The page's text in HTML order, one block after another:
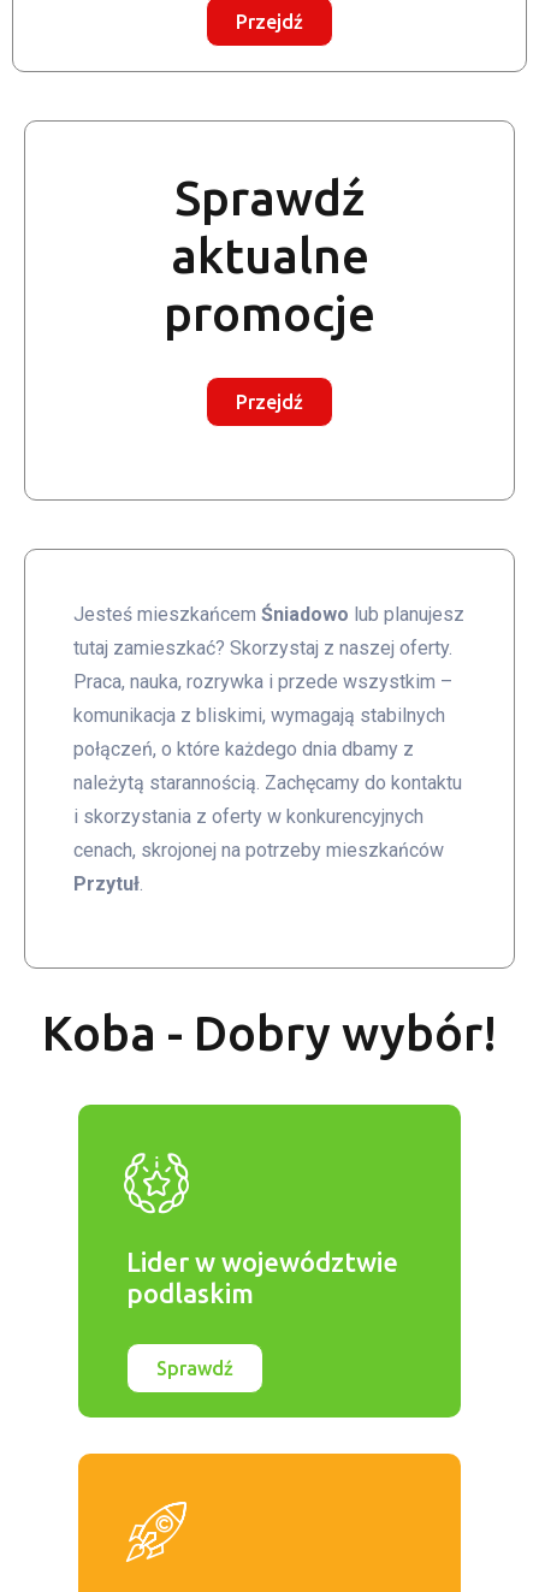
Przejdź
Sprawdź
aktualne
promocje
Przejdź
Jesteś mieszkańcem Śniadowo lub planujesz
tutaj zamieszkać? Skorzystaj z naszej oferty.
Praca, nauka, rozrywka i przede wszystkim –
komunikacja z bliskimi, wymagają stabilnych
połączeń, o które każdego dnia dbamy z
należytą starannością. Zachęcamy do kontaktu
i skorzystania z oferty w konkurencyjnych
cenach, skrojonej na potrzeby mieszkańców
Przytuł
Koba - Dobry wybór!
Lider w województwie
podlaskim
Sprawdź